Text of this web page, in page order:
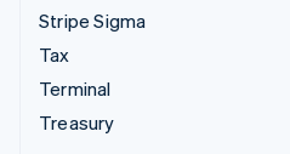
Stripe Sigma
Tax
Terminal
Treasury